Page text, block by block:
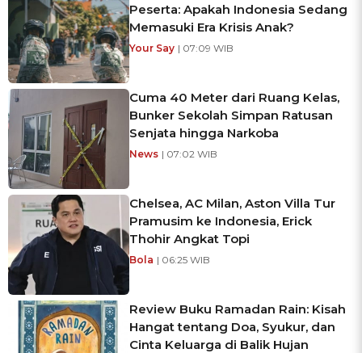
Peserta: Apakah Indonesia Sedang
Memasuki Era Krisis Anak?
Your Say | 07:09 WIB
Cuma 40 Meter dari Ruang Kelas,
Bunker Sekolah Simpan Ratusan
Senjata hingga Narkoba
News | 07:02 WIB
Chelsea, AC Milan, Aston Villa Tur
Pramusim ke Indonesia, Erick
Thohir Angkat Topi
Bola | 06:25 WIB
Review Buku Ramadan Rain: Kisah
Hangat tentang Doa, Syukur, dan
Cinta Keluarga di Balik Hujan